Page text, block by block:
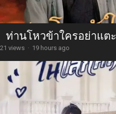
ท่านโหวข้าใครอย่าแตะ
21 views · 19 hours ago